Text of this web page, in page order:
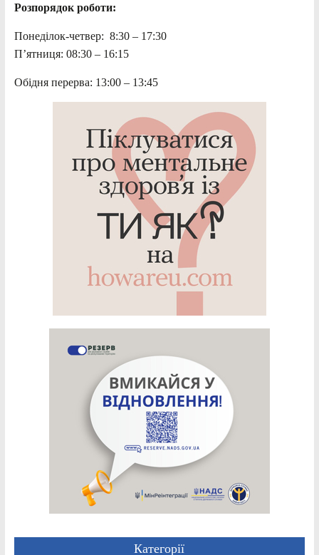
Розпорядок роботи:
Понеділок-четвер: 8:30 – 17:30
П’ятниця: 08:30 – 16:15
Обідня перерва: 13:00 – 13:45
Категорії